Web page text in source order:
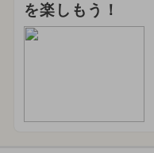
を楽しもう！